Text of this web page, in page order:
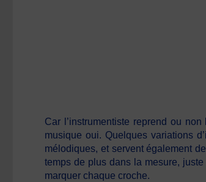
Car l’instrumentiste reprend ou
musique oui. Quelques variations
mélodiques, et servent également
temps de plus dans la mesure,
marquer chaque croche.